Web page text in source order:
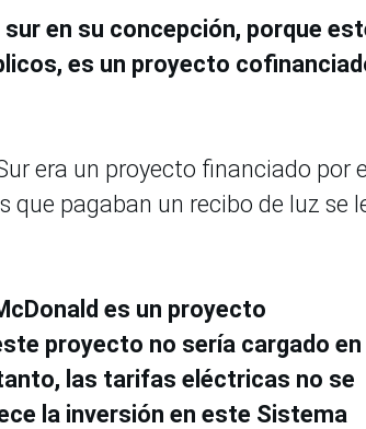
en su concepción, porque
es un proyecto
era un proyecto financiado por
que pagaban un recibo de luz se
es un proyecto
proyecto no sería cargado
las tarifas eléctricas no se
la inversión en este Sistema